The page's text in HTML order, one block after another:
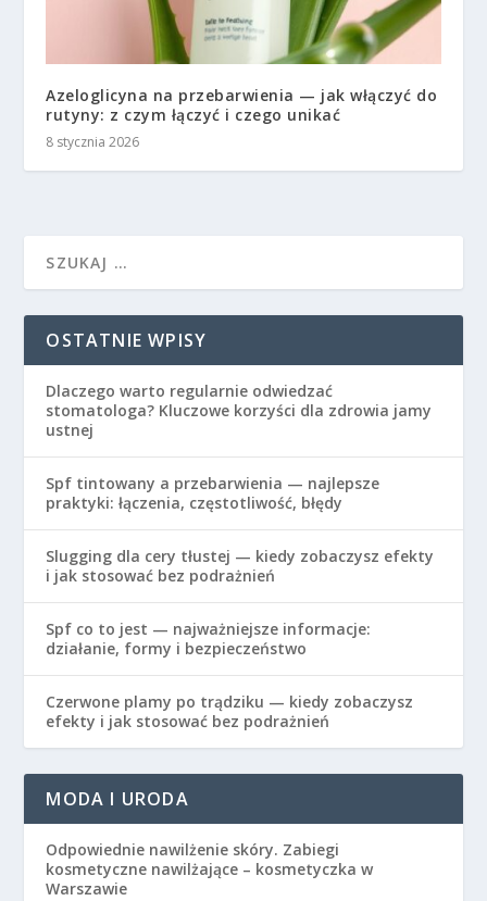
Azeloglicyna na przebarwienia — jak włączyć do
rutyny: z czym łączyć i czego unikać
8 stycznia 2026
OSTATNIE WPISY
Dlaczego warto regularnie odwiedzać
stomatologa? Kluczowe korzyści dla zdrowia jamy
ustnej
Spf tintowany a przebarwienia — najlepsze
praktyki: łączenia, częstotliwość, błędy
Slugging dla cery tłustej — kiedy zobaczysz efekty
i jak stosować bez podrażnień
Spf co to jest — najważniejsze informacje:
działanie, formy i bezpieczeństwo
Czerwone plamy po trądziku — kiedy zobaczysz
efekty i jak stosować bez podrażnień
MODA I URODA
Odpowiednie nawilżenie skóry. Zabiegi
kosmetyczne nawilżające – kosmetyczka w
Warszawie